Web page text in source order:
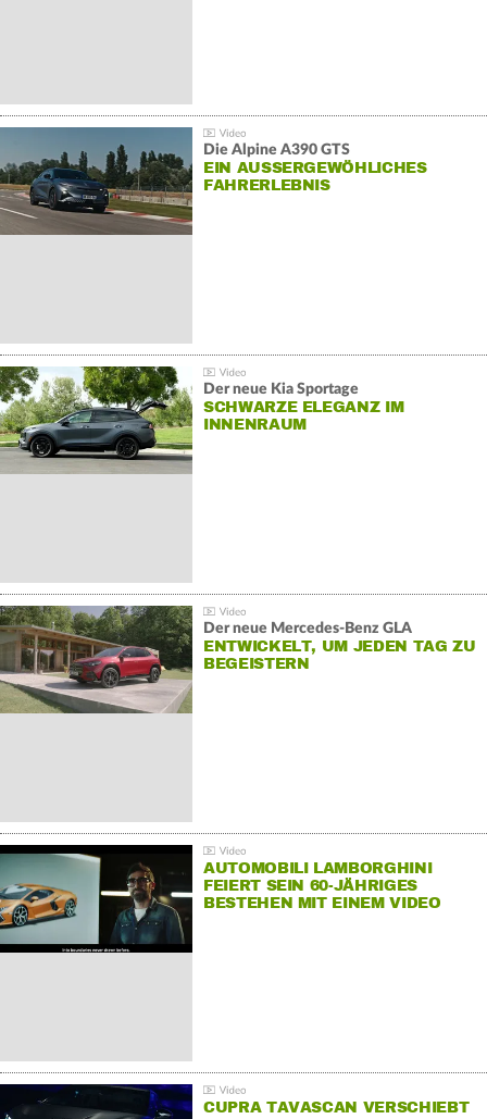
Die Alpine A390 GTS
EIN AUSSERGEWÖHLICHES F
AHRERLEBNIS
Der neue Kia Sportage
SCHWARZE ELEGANZ IM
INNENRAUM
Der neue Mercedes-Benz GLA
ENTWICKELT, UM JEDEN TAG ZU
BEGEISTERN
AUTOMOBILI LAMBORGHINI
FEIERT SEIN 60-JÄHRIGES
BESTEHEN MIT EINEM VIDEO
CUPRA TAVASCAN VERSCHIEBT